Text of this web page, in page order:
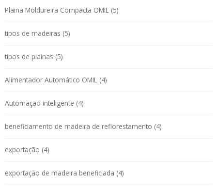
Plaina Moldureira Compacta OMIL (5)
tipos de madeiras (5)
tipos de plainas (5)
Alimentador Automático OMIL (4)
Automação inteligente (4)
beneficiamento de madeira de reflorestamento (4)
exportação (4)
exportação de madeira beneficiada (4)